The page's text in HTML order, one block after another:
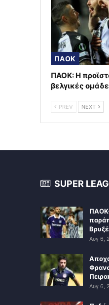
ΠΑΟΚ
ΠΑΟΚ: Η
βελγικές
PREV NEXT
SUPER
Αυγ 6,
Αυγ 6,